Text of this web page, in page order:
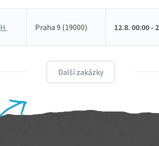
Praha 9 (19000) 12.8. 00:00 -
Další zakázky